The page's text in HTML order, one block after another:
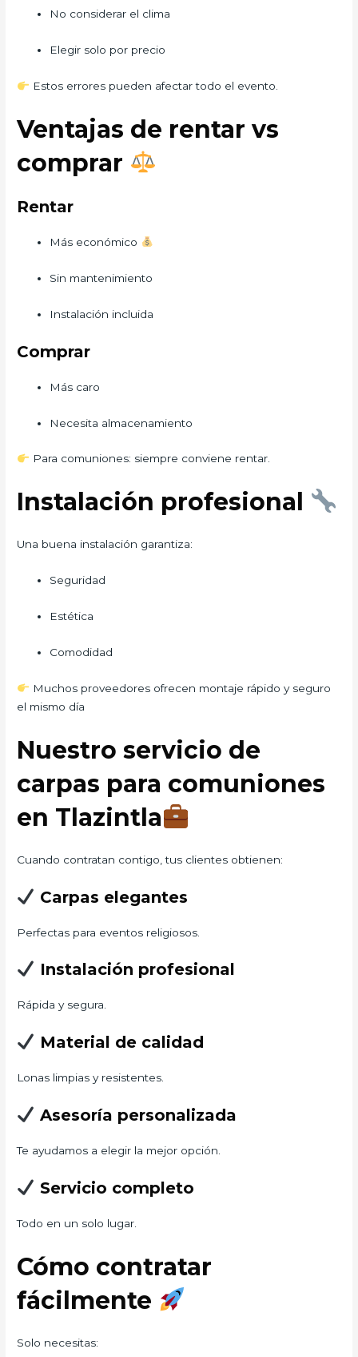
No considerar el clima
Elegir solo por precio
Estos errores pueden afectar todo el evento.
Ventajas de rentar vs
comprar
Rentar
Más económico
Sin mantenimiento
Instalación incluida
Comprar
Más caro
Necesita almacenamiento
Para comuniones: siempre conviene rentar.
Instalación profesional
Una buena instalación garantiza:
Seguridad
Estética
Comodidad
Muchos proveedores ofrecen montaje rápido y seguro
el mismo día
Nuestro servicio de
carpas para comuniones
en Tlazintla
Cuando contratan contigo, tus clientes obtienen:
Carpas elegantes
Perfectas para eventos religiosos.
Instalación profesional
Rápida y segura.
Material de calidad
Lonas limpias y resistentes.
Asesoría personalizada
Te ayudamos a elegir la mejor opción.
Servicio completo
Todo en un solo lugar.
Cómo contratar
fácilmente
Solo necesitas: